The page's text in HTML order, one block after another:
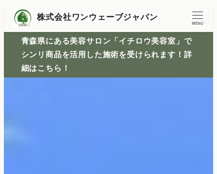
株式会社ワンウェーブジャパン
MENU
青森県にある美容サロン「イチロウ美容室」で
シンリ商品を活用した施術を受けられます！詳
細はこちら！